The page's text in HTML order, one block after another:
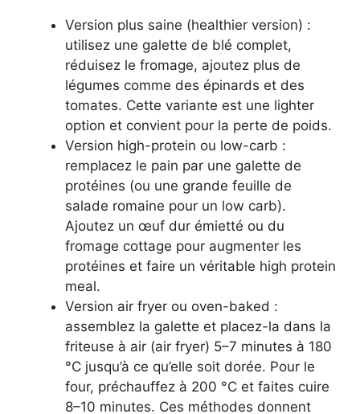
Version plus saine (healthier version) :
utilisez une galette de blé complet,
réduisez le fromage, ajoutez plus de
légumes comme des épinards et des
tomates. Cette variante est une lighter
option et convient pour la perte de poids.
Version high-protein ou low-carb :
remplacez le pain par une galette de
protéines (ou une grande feuille de
salade romaine pour un low carb).
Ajoutez un œuf dur émietté ou du
fromage cottage pour augmenter les
protéines et faire un véritable high protein
meal.
Version air fryer ou oven-baked :
assemblez la galette et placez-la dans la
friteuse à air (air fryer) 5–7 minutes à 180
°C jusqu’à ce qu’elle soit dorée. Pour le
four, préchauffez à 200 °C et faites cuire
8–10 minutes. Ces méthodes donnent